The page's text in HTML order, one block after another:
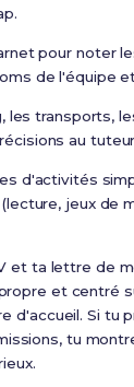
pour noter
de l'équipe
les transports,
au
d'activités
jeux de
et ta lettre de
et centré
d'accueil. Si tu
tu